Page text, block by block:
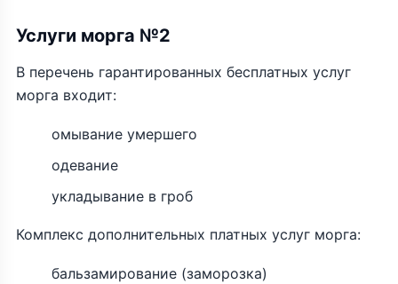
Услуги морга №2
В перечень гарантированных бесплатных услуг
морга входит:
омывание умершего
одевание
укладывание в гроб
Комплекс дополнительных платных услуг морга:
бальзамирование (заморозка)